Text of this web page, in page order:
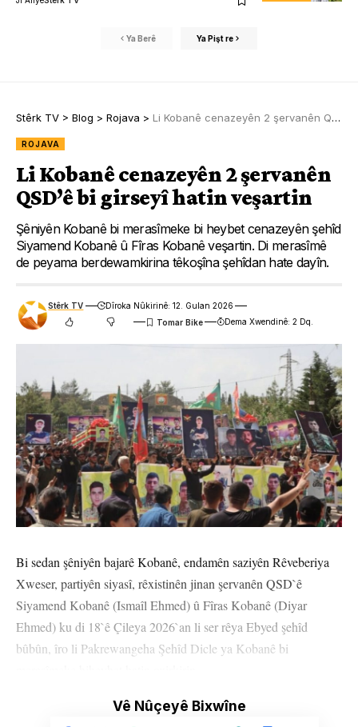
Ya Berê Ya Pişt re
Stêrk TV > Blog > Rojava > Li Kobanê cenazeyên 2 şervanên QSD’ê bi girseyî hatin veşartin
ROJAVA
Li Kobanê cenazeyên 2 şervanên
QSD’ê bi girseyî hatin veşartin
Şêniyên Kobanê bi merasîmeke bi heybet cenazeyên şehîd
Siyamend Kobanê û Fîras Kobanê veşartin. Di merasîmê
de peyama berdewamkirina têkoşîna şehîdan hate dayîn.
Stêrk TV
Dîroka Nûkirinê: 12. Gulan 2026
Dema Xwendinê: 2 Dq.
Bi sedan şêniyên bajarê Kobanê, endamên saziyên Rêveberiya
Xweser, partiyên siyasî, rêxistinên jinan şervanên QSD`ê
Siyamend Kobanê (Ismaîl Ehmed) û Fîras Kobanê (Diyar
Ehmed) ku di 18`ê Çileya 2026`an li ser rêya Ebyed şehîd
bûbûn, îro li Pakrewangeha Şehîd Dicle ya Kobanê bi
Merasîm bi deqeyek rêzgirtin dest pê kir. Dûre Berdevka
Vê Nûçeyê Bixwîne